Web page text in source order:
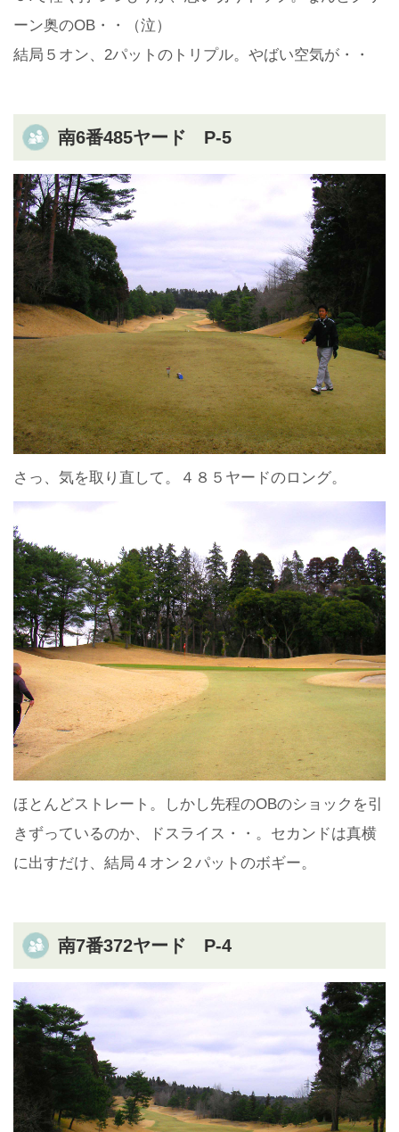
ーン奥のOB・・（泣）
結局５オン、2パットのトリプル。やばい空気が・・
南6番485ヤード P-5
さっ、気を取り直して。４８５ヤードのロング。
ほとんどストレート。しかし先程のOBのショックを引
きずっているのか、ドスライス・・。セカンドは真横
に出すだけ、結局４オン２パットのボギー。
南7番372ヤード P-4